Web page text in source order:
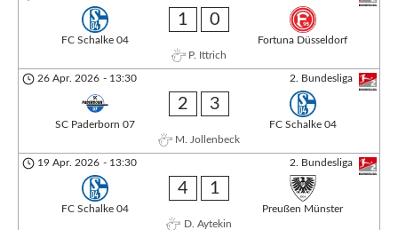
FC Schalke 04
1 0
Fortuna Düsseldorf
P. Ittrich
2. Bundesliga
26 Apr. 2026 - 13:30
SC Paderborn 07
2 3
FC Schalke 04
M. Jollenbeck
2. Bundesliga
19 Apr. 2026 - 13:30
FC Schalke 04
4 1
Preußen Münster
D. Aytekin